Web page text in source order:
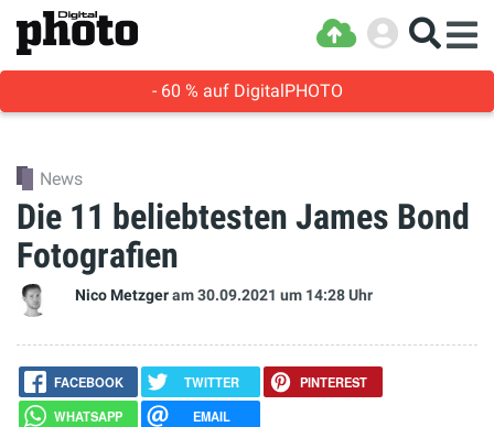
- 60 % auf DigitalPHOTO
News
Die 11 beliebtesten James Bond
Fotografien
Nico Metzgeram 30.09.2021 um 14:28 Uhr
FACEBOOK TWITTER
PINTEREST
WHATSAPP
EMAIL